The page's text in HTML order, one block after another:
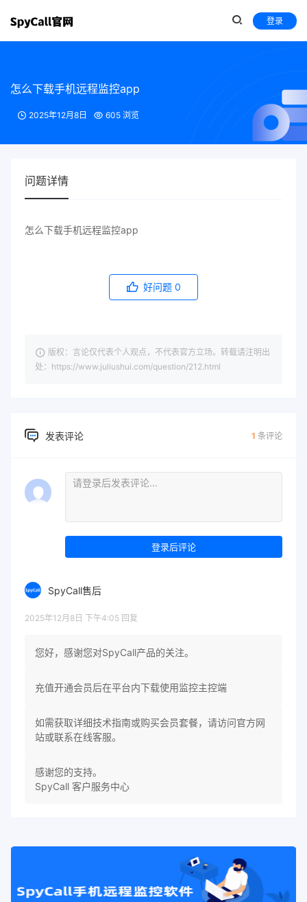
登录
怎么下载手机远程监控app
2025年12月8日 605 浏览
问题详情
怎么下载手机远程监控app
好问题 0
版权：言论仅代表个人观点，不代表官方立场。转载请注明出
处：https://www.juliushui.com/question/212.html
发表评论 1 条评论
登录后评论
SpyCall售后
2025年12月8日 下午4:05 回复
您好，感谢您对SpyCall产品的关注。
充值开通会员后在平台内下载使用监控主控端
如需获取详细技术指南或购买会员套餐，请访问官方网
站或联系在线客服。
感谢您的支持。
SpyCall 客户服务中心